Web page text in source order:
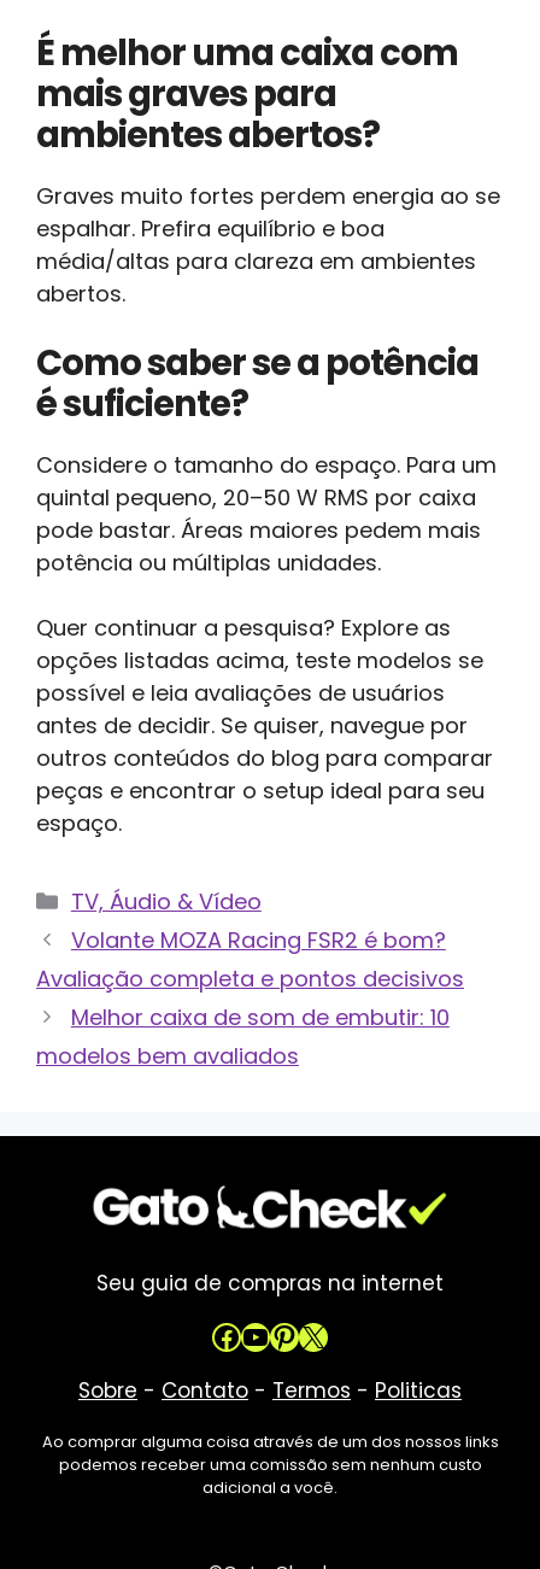
É melhor uma caixa com
mais graves para
ambientes abertos?
Graves muito fortes perdem energia ao se
espalhar. Prefira equilíbrio e boa
média/altas para clareza em ambientes
abertos.
Como saber se a potência
é suficiente?
Considere o tamanho do espaço. Para um
quintal pequeno, 20–50 W RMS por caixa
pode bastar. Áreas maiores pedem mais
potência ou múltiplas unidades.
Quer continuar a pesquisa? Explore as
opções listadas acima, teste modelos se
possível e leia avaliações de usuários
antes de decidir. Se quiser, navegue por
outros conteúdos do blog para comparar
peças e encontrar o setup ideal para seu
espaço.
Categorias
TV, Áudio & Vídeo
Volante MOZA Racing FSR2 é bom?
Avaliação completa e pontos decisivos
Melhor caixa de som de embutir: 10
modelos bem avaliados
Seu guia de compras na internet
Facebook
Youtube
Pinterest
X
Sobre - Contato - Termos - Politicas
Ao comprar alguma coisa através de um dos nossos links
podemos receber uma comissão sem nenhum custo
adicional a você.